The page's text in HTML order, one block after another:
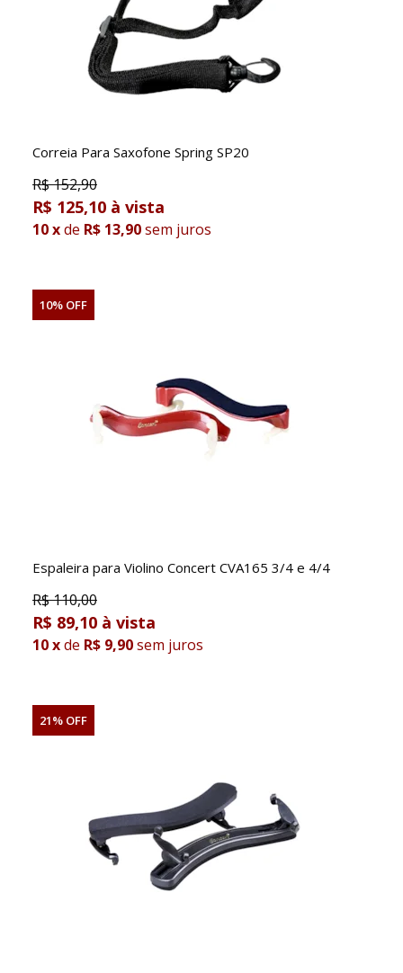
Correia Para Saxofone Spring SP20
R$152,90
R$ 125,10
10xde R$ 13,90sem juros
10% OFF
Espaleira para Violino Concert CVA165 3/4 e 4/4
R$110,00
R$ 89,10
10xde R$ 9,90sem juros
21% OFF